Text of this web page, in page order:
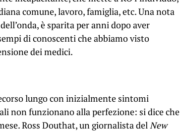
comune, lavoro, famiglia, etc. Una nota
è sparita per anni dopo aver
di conoscenti che abbiamo visto
dei medici.
lungo con inizialmente sintomi
non funzionano alla perfezione: si dice che
Ross Douthat, un giornalista del New